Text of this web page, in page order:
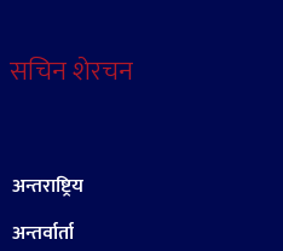
सचिन शेरचन
अन्तराष्ट्रिय
अन्तर्वार्ता